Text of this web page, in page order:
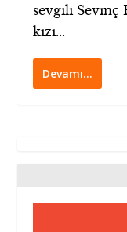
sevgili Sevinç
kızı...
Devamı…